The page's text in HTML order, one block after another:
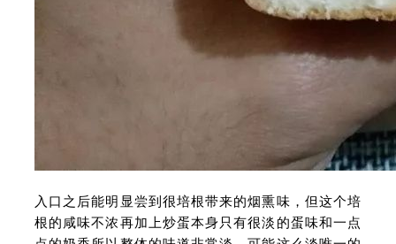
入口之后能明显尝到很培根带来的烟熏味，但这个培
根的咸味不浓再加上炒蛋本身只有很淡的蛋味和一点